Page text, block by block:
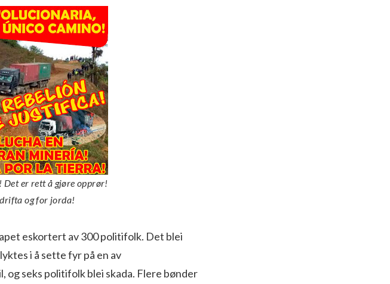
er rett å gjøre opprør!
og for jorda!
eskortert av 300 politifolk. Det blei
i å sette fyr på en av
og seks politifolk blei skada. Flere bønder